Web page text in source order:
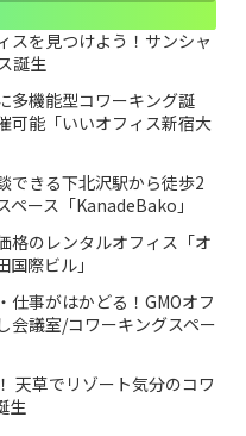
スを見つけよう！サンシャ
誕生
多機能型コワーキング誕
可能「いいオフィス新宿大
できる下北沢駅から徒歩2
ペース「KanadeBako」
格のレンタルオフィス「オ
際ビル」
仕事がはかどる！GMOオフ
会議室/コワーキングスペー
天草でリゾート気分のコワ
生